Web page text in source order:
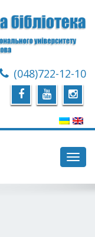
(048)722-12-10